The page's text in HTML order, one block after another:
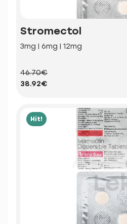
Stromectol
3mg | 6mg | 12mg
46.70€
38.92€
Hit!